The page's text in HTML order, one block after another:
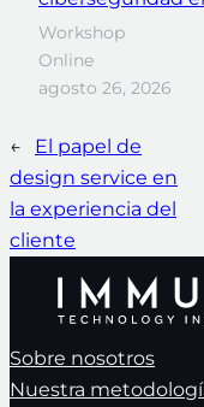
Workshop
Online
agosto 26, 2026
←
El papel de
design service en
la experiencia del
cliente
Sobre nosotros
Nuestra